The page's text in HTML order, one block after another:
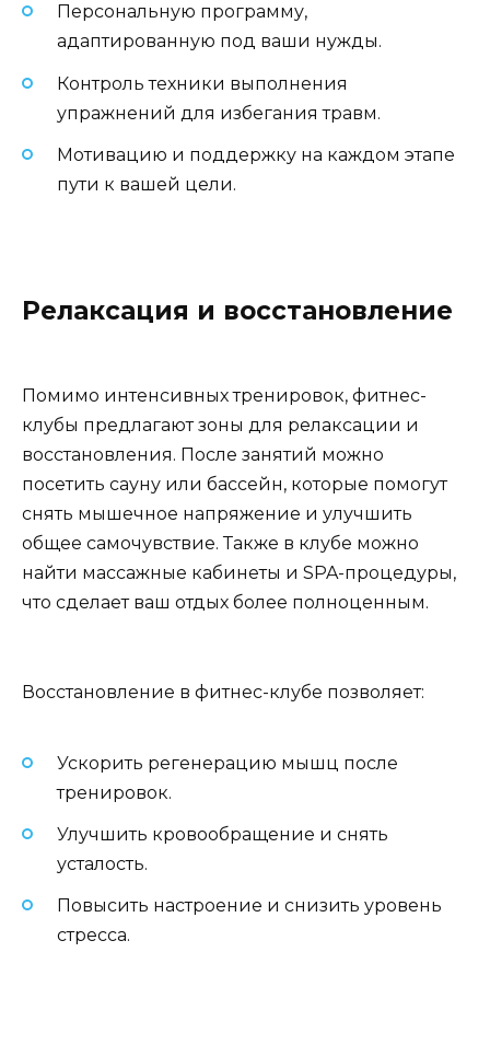
Персональную программу,
адаптированную под ваши нужды.
Контроль техники выполнения
упражнений для избегания травм.
Мотивацию и поддержку на каждом этапе
пути к вашей цели.
Релаксация и восстановление
Помимо интенсивных тренировок, фитнес-
клубы предлагают зоны для релаксации и
восстановления. После занятий можно
посетить сауну или бассейн, которые помогут
снять мышечное напряжение и улучшить
общее самочувствие. Также в клубе можно
найти массажные кабинеты и SPA-процедуры,
что сделает ваш отдых более полноценным.
Восстановление в фитнес-клубе позволяет:
Ускорить регенерацию мышц после
тренировок.
Улучшить кровообращение и снять
усталость.
Повысить настроение и снизить уровень
стресса.